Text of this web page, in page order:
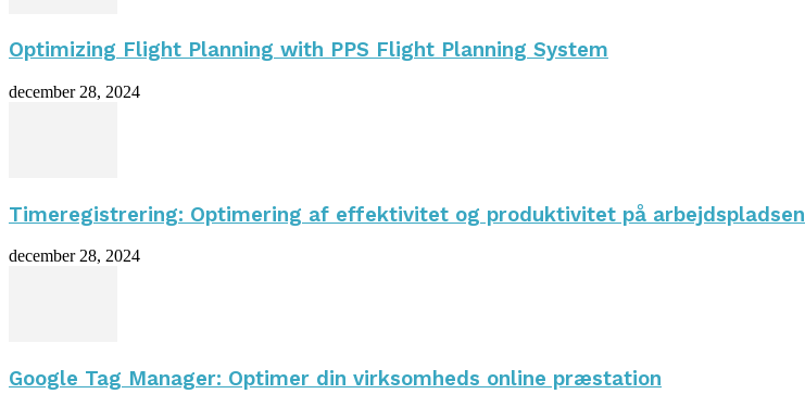
Optimizing Flight Planning with PPS Flight Planning System
december 28, 2024
Timeregistrering: Optimering af effektivitet og produktivitet på arbejdspladsen
december 28, 2024
Google Tag Manager: Optimer din virksomheds online præstation